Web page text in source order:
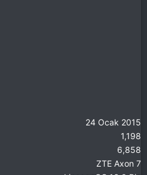
24 Ocak 2015
1,198
6,858
ZTE Axon 7